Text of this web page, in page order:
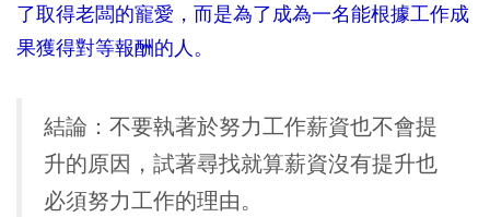
了取得老闆的寵愛，而是為了成為一名能根據工作成
果獲得對等報酬的人。
結論：不要執著於努力工作薪資也不會提
升的原因，試著尋找就算薪資沒有提升也
必須努力工作的理由。